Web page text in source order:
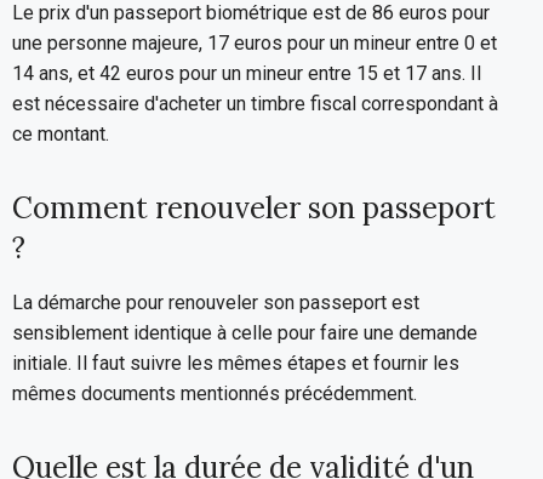
Le prix d'un passeport biométrique est de 86 euros pour
une personne majeure, 17 euros pour un mineur entre 0 et
14 ans, et 42 euros pour un mineur entre 15 et 17 ans. Il
est nécessaire d'acheter un timbre fiscal correspondant à
ce montant.
Comment renouveler son passeport
?
La démarche pour renouveler son passeport est
sensiblement identique à celle pour faire une demande
initiale. Il faut suivre les mêmes étapes et fournir les
mêmes documents mentionnés précédemment.
Quelle est la durée de validité d'un